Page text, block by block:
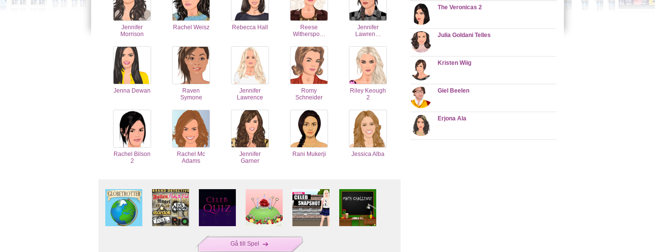
Jennifer
Morrison
Rachel Weisz Rebecca Hall
Reese
Witherspo…
Jennifer
Lawren…
Jenna Dewan
Raven
Symone
Jennifer
Lawrence
Romy
Schneider
Riley Keough
2
Rachel Bilson
2
Rachel Mc
Adams
Jennifer
Garner
Rani Mukerji Jessica Alba
Gå till Spel
The Veronicas 2
Julia Goldani Telles
Kristen Wiig
Giel Beelen
Erjona Ala